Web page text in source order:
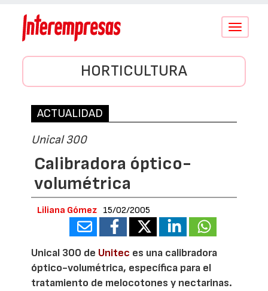
Conmutar
HORTICULTURA
ACTUALIDAD
Unical 300
Calibradora óptico-
volumétrica
Liliana Gómez 15/02/2005
Unical 300 de Unitec es una calibradora
óptico-volumétrica, específica para el
tratamiento de melocotones y nectarinas.